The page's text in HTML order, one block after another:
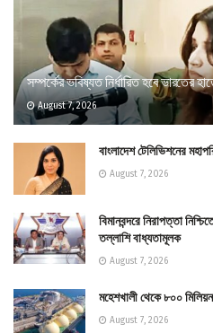
সম্পর্কের ভবিষ্যত নির্ধারিত হবে ভারতের
August 7, 2026
বাংলাদেশ টেলিভিশনের
August 7, 2026
বিমানবন্দরে নিরাপত্তা
তল্লাশি বাধ্যতামূলক
August 7, 2026
মহেশখালী থেকে ৮০০
August 7, 2026